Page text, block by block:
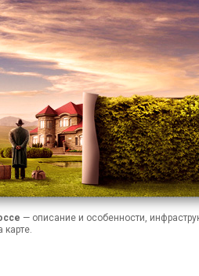
— описание и особенности,